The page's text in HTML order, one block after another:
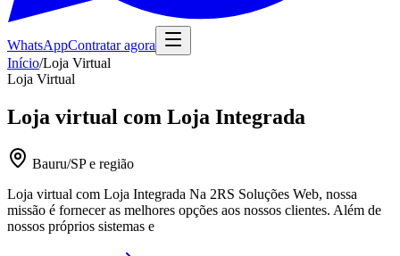
WhatsAppContratar agora
Início/Loja Virtual
Loja Virtual
Loja virtual com Loja Integrada
Bauru/SP e região
Loja virtual com Loja Integrada Na 2RS Soluções Web, nossa
missão é fornecer as melhores opções aos nossos clientes. Além de
nossos próprios sistemas e